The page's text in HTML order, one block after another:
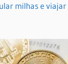
milhas e viajar